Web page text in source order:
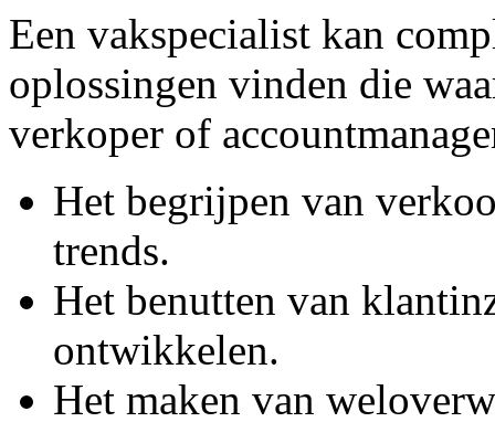
Een vakspecialist kan
oplossingen vinden die
verkoper of
Het begrijpen van
trends.
Het benutten van
ontwikkelen.
Het maken van